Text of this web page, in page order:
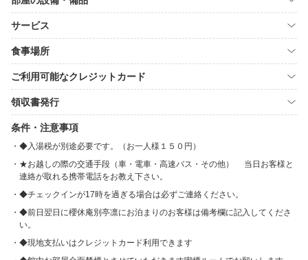
サービス
食事場所
ご利用可能なクレジットカード
領収書発行
条件・注意事項
◆入湯税が別途必要です。（お一人様１５０円）
★お越しの際の交通手段（車・電車・高速バス・その他） 当日お客様と
連絡が取れる携帯電話をお教え下さい。
◆チェックインが17時を過ぎる場合は必ずご連絡ください。
◆前日翌日に櫻休庵別亭凛にお泊まりのお客様は備考欄に記入してくださ
い。
◆現地支払いはクレジットカード利用できます